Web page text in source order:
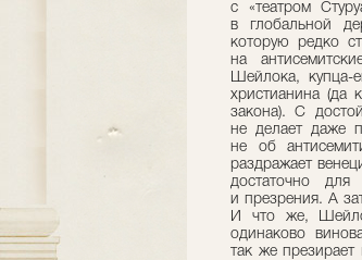
с «театром
в глобальной
которую редко
на
Шейлока, купца-
христианина (да
закона). С
не делает даже
не об
раздражает
достаточно
и презрения. А
И что же,
одинаково
так же